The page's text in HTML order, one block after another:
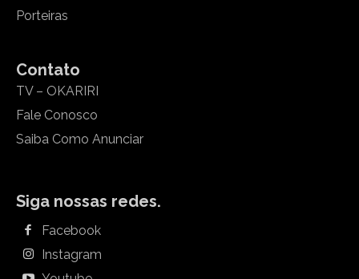
Porteiras
Contato
TV – OKARIRI
Fale Conosco
Saiba Como Anunciar
Siga nossas redes.
Facebook
Instagram